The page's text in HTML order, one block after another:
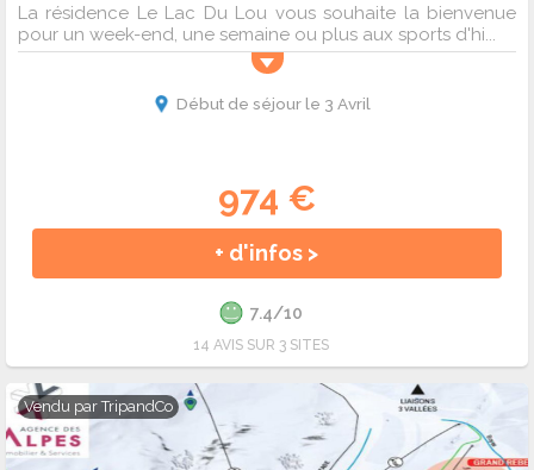
La résidence Le Lac Du Lou vous souhaite la bienvenue
pour un week-end, une semaine ou plus aux sports d'hi...
Début de séjour le 3 Avril
974 €
+ d'infos >
7.4/10
14 AVIS SUR 3 SITES
Vendu parTripandCo